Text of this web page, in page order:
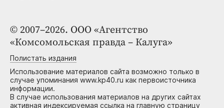
© 2007–2026. ООО «Агентство
«Комсомольская правда – Калуга»
Полистать издания
Использование материалов сайта возможно только в
случае упоминания www.kp40.ru как первоисточника
информации.
В случае использования материалов на других сайтах
активная индексируемая ссылка на главную страницу